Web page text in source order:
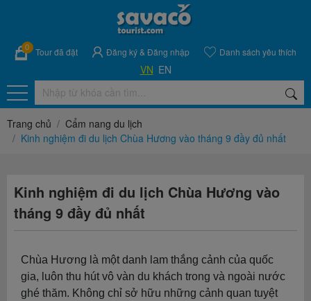
0 Tour đã đặt Đăng ký& Đăng nhập Danh sách yêu thích
VN EN
Trang chủ
Cẩm nang du lịch
Kinh nghiệm đi du lịch Chùa Hương vào tháng 9 đầy đủ nhất
Kinh nghiệm đi du lịch Chùa Hương vào
tháng 9 đầy đủ nhất
Chùa Hương là một danh lam thắng cảnh của quốc
gia, luôn thu hút vô vàn du khách trong và ngoài nước
ghé thăm. Không chỉ sở hữu những cảnh quan tuyệt